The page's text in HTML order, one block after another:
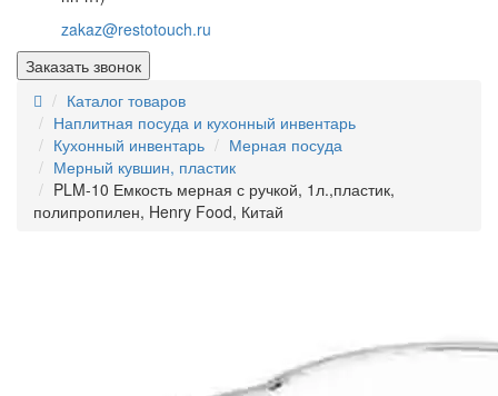
zakaz@restotouch.ru
Заказать звонок
Каталог товаров
Наплитная посуда и кухонный инвентарь
Кухонный инвентарь
Мерная посуда
Мерный кувшин, пластик
PLM-10 Емкость мерная с ручкой, 1л.,пластик,
полипропилен, Henry Food, Китай